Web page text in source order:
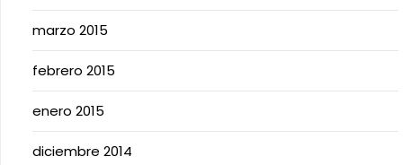
marzo 2015
febrero 2015
enero 2015
diciembre 2014